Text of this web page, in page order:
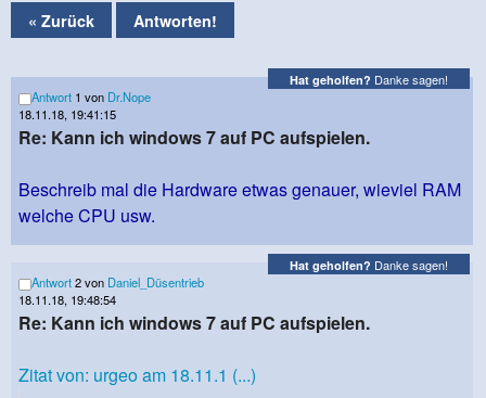
« Zurück Antworten!
Hat geholfen? Danke sagen!
Antwort 1 von Dr.Nope
18.11.18, 19:41:15
Re: Kann ich windows 7 auf PC aufspielen.
Beschreib mal die Hardware etwas genauer, wieviel RAM
welche CPU usw.
Hat geholfen? Danke sagen!
Antwort2 von Daniel_Düsentrieb
18.11.18, 19:48:54
Re: Kann ich windows 7 auf PC aufspielen.
Zitat von: urgeo am 18.11.1 (...)